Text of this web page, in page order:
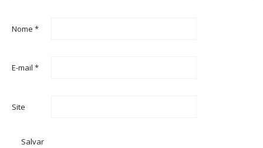
Nome *
E-mail *
Site
Salvar